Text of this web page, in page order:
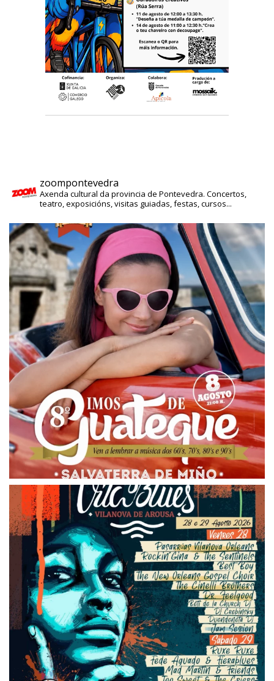
zoompontevedra
Axenda cultural da provincia de Pontevedra. Concertos,
teatro, exposicións, visitas guiadas, festas, cursos...